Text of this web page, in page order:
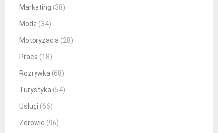
Marketing (38)
Moda (34)
Motoryzacja (28)
Praca (18)
Rozrywka (68)
Turystyka (54)
Usługi (66)
Zdrowie (96)